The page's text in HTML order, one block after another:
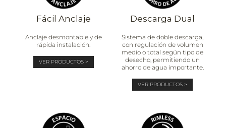
Fácil Anclaje
Anclaje desmontable y de
rápida instalación.
VER PRODUCTOS >
Descarga Dual
Sistema de doble descarga,
con regulación de volumen
medio o total según tipo de
desecho, permitiendo un
ahorro de agua importante.
VER PRODUCTOS >